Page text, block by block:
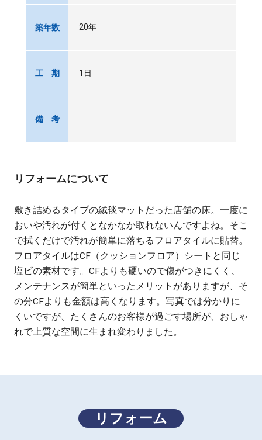
築年数 20年
工 期 1日
備 考
リフォームについて
敷き詰めるタイプの絨毯マットだった店舗の床。一度に
おいや汚れが付くとなかなか取れないんですよね。そこ
で拭くだけで汚れが簡単に落ちるフロアタイルに貼替。
フロアタイルはCF（クッションフロア）シートと同じ
塩ビの素材です。CFよりも硬いので傷がつきにくく、
メンテナンスが簡単といったメリットがありますが、そ
の分CFよりも金額は高くなります。写真では分かりに
くいですが、たくさんのお客様が過ごす場所が、おしゃ
れで上質な空間に生まれ変わりました。
リフォーム